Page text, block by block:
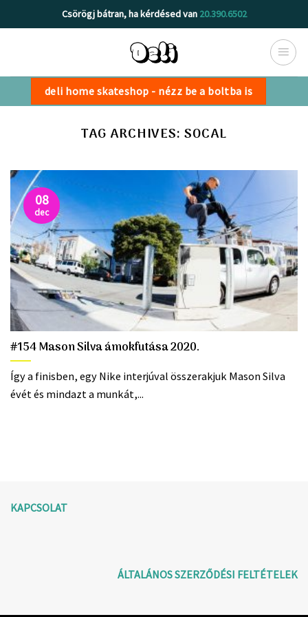
to
Csörögj bátran, ha kérdésed van 20.390.6502
deli home skateshop - nézz be a boltba is
TAG ARCHIVES:SOCAL
#154 Mason Silva ámokfutása 2020.
Így a finisben, egy Nike interjúval összerakjuk Mason Silva
évét és mindazt a munkát,...
08
dec
KAPCSOLAT
ÁLTALÁNOS SZERZŐDÉSI FELTÉTELEK